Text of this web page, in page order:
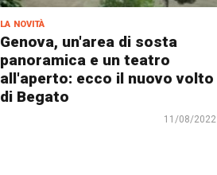
la novità
Genova, un'area di sosta
panoramica e un teatro
all'aperto: ecco il nuovo volto
di Begato
11/08/2022